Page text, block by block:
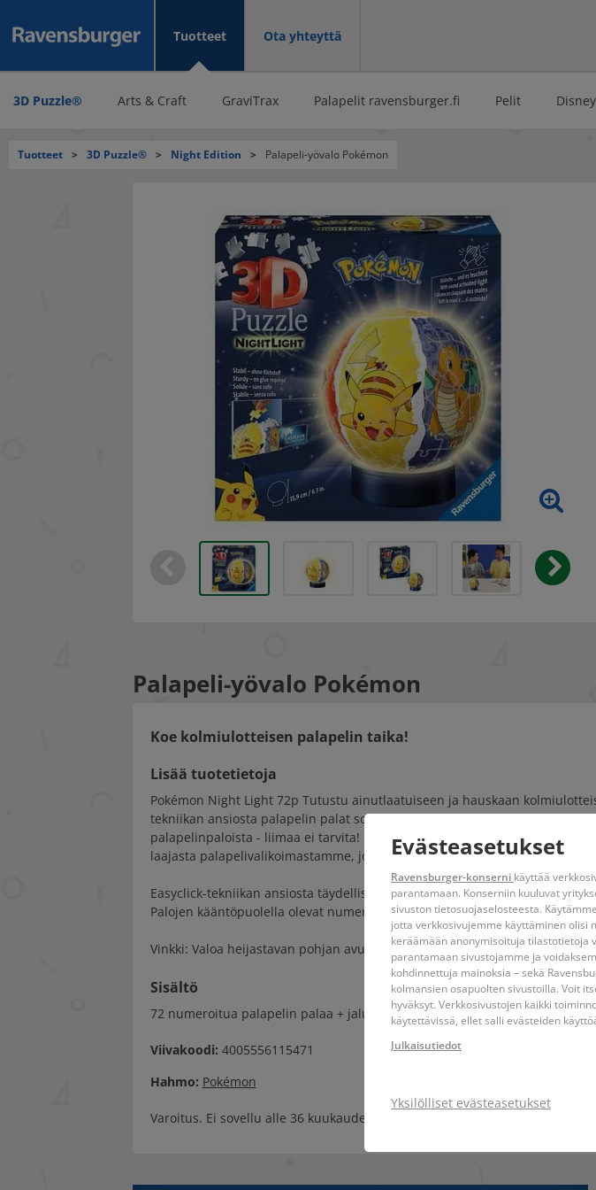
Tuotteet
3D Puzzle® Arts & Craft GraviTrax Palapelit ravensburger.fi Pelit
Ota yhteyttä
Tuotteet > 3D Puzzle® > Night Edition > Palapeli-yövalo Pokémon
Palapeli-yövalo Pokémon
Koe kolmiulotteisen palapelin taika!
Lisää tuotetietoja
Pokémon Night Light 72p Tutustu ainutlaatuiseen ja hauskaan
tekniikan ansiosta palapelin palat sopivat täydellisesti yhteen. Rakenna
palapelinpaloista - liimaa ei tarvita! Kokoa yhteen maailmankuuluja
laajasta palapelivalikoimastamme, jossa on eri määrä paloja. Ikä 6+
Easyclick-tekniikan ansiosta täydellisesti toisiinsa sopivat kaarevat
Palojen kääntöpuolella olevat numerot helpottavat palapelin kokoamista
Vinkki: Valoa heijastavan pohjan avulla voit muuttaa monia muita malleja
Sisältö
72 numeroitua palapelin palaa + jalusta + valaistu jalusta LED-valolla +
Viivakoodi: 4005556115471
Hahmo: Pokémon
Varoitus. Ei sovellu alle 36 kuukauden ikäisille lapsille. Pieniä osia.
Evästeasetukset
Ravensburger-konserni käyttää
parantamaan. Konserniin kuuluvat
sivuston tietosuojaselosteesta.
jotta verkkosivujemme käyttäminen olisi
keräämään anonymisoituja tilastotietoja
parantamaan sivustojamme ja
kohdinnettuja mainoksia – sekä
kolmansien osapuolten sivustoilla. Voit
hyväksyt. Verkkosivustojen kaikki
käytettävissä, ellet salli evästeiden
Julkaisutiedot
Yksilölliset evästeasetukset